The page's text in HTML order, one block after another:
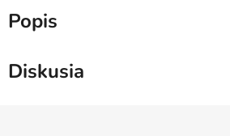
Popis
Diskusia